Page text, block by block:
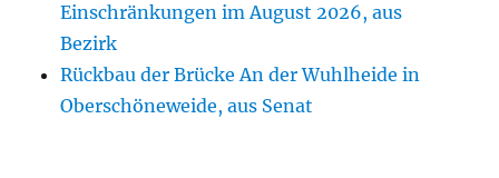
Einschränkungen im August 2026, aus
Bezirk
Rückbau der Brücke An der Wuhlheide in
Oberschöneweide, aus Senat